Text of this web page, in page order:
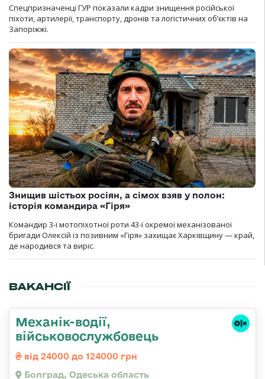
Спецпризначенці ГУР показали кадри знищення російської
піхоти, артилерії, транспорту, дронів та логістичних об’єктів на
Запоріжжі.
Знищив шістьох росіян, а сімох взяв у полон:
історія командира «Гіря»
Командир 3-ї мотопіхотної роти 43-ї окремої механізованої
бригади Олексій із позивним «Гіря» захищає Харківщину — край,
де народився та виріс.
ВАКАНСІЇ
Механік-водії,
військовослужбовець
від 24000 до 124000 грн
Болград, Одеська область